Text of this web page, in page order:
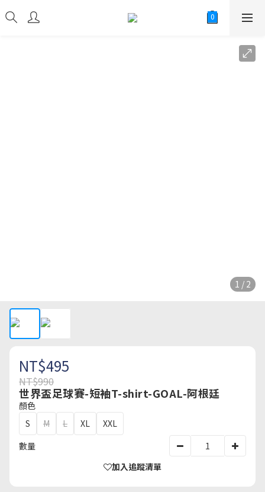
1 / 2
NT$495
NT$990
世界盃足球賽-短袖T-shirt-GOAL-阿根廷
顏色
S
M L XL
XXL
數量
加入追蹤清單